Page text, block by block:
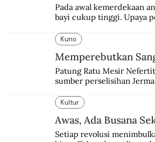
Pada awal kemerdekaan
bayi cukup tinggi. Upaya
Kuno
Memperebutkan
Patung Ratu Mesir
sumber perselisihan
Kultur
Awas, Ada Busana
Setiap revolusi